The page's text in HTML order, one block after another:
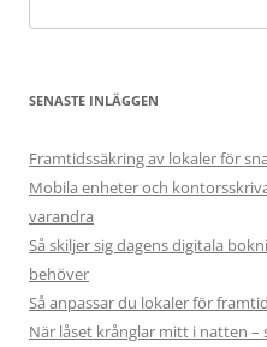
efter:
SENASTE INLÄGGEN
Framtidssäkring av lokaler för
Mobila enheter och
varandra
Så skiljer sig dagens digitala
behöver
Så anpassar du lokaler för
När låset krånglar mitt i natten –